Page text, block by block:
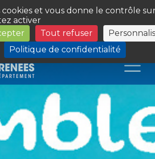
des cookies
cookies et vous donne le contrôle
activer
Tout refuser
Politique de confidentialité
Les Sites du Département